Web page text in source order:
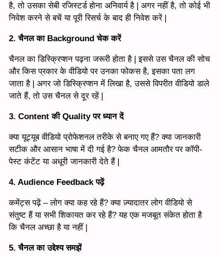
है, तो उसका सेबी रजिस्टर्ड होना अनिवार्य है | अगर नहीं है, तो कोई भी
निवेश करने से बचें या पूरी रिसर्च के बाद ही निवेश करें |
2. चैनल का Background चेक करें
चैनल का डिस्क्रिप्शन पढ़ना जरूरी होता है | इससे उस चैनल की सोच
और किस प्रकार के वीडियो पर उनका फोकस है, इसका पता लग
जाता है | अगर जो डिस्क्रिप्शन में लिखा है, उससे विपरीत वीडियो डाले
जाते हैं, तो उस चैनल से दूर रहें |
3. Content की Quality पर ध्यान दें
क्या यूट्यूब वीडियो प्रोफेशनल तरीके से बनाए गए हैं? क्या जानकारी
सटीक और आसान भाषा में दी गई है? फेक चैनल आमतौर पर कॉपी-
पेस्ट कंटेंट या अधूरी जानकारी देते हैं |
4. Audience Feedback पढ़ें
कमेंट्स पढ़ें – लोग क्या कह रहे हैं? क्या ज़्यादातर लोग वीडियो से
संतुष्ट हैं या सभी शिकायत कर रहे हैं? यह एक मजबूत संकेत होता है
कि चैनल अच्छा है या नहीं |
5. चैनल का उद्देश्य समझें